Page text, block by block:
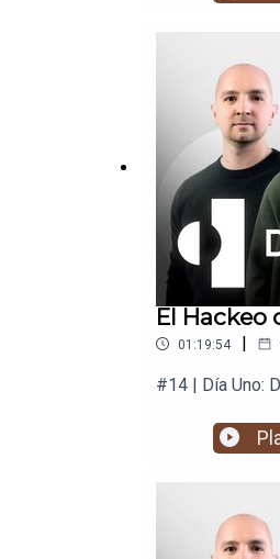
El Hackeo
01:19:54 |
#14 | Día Uno: